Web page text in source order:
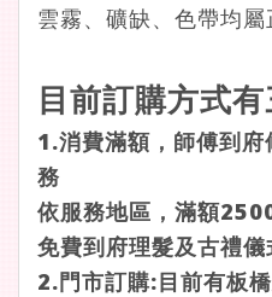
雲霧、礦缺、色帶均屬
目前訂購方式有
1.消費滿額，師傅到
務
依服務地區，滿額
免費到府理髮及古禮儀
2.門市訂購:目前有板